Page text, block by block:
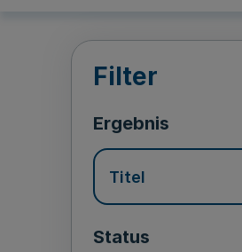
Filter
Ergebnis
Titel
Status